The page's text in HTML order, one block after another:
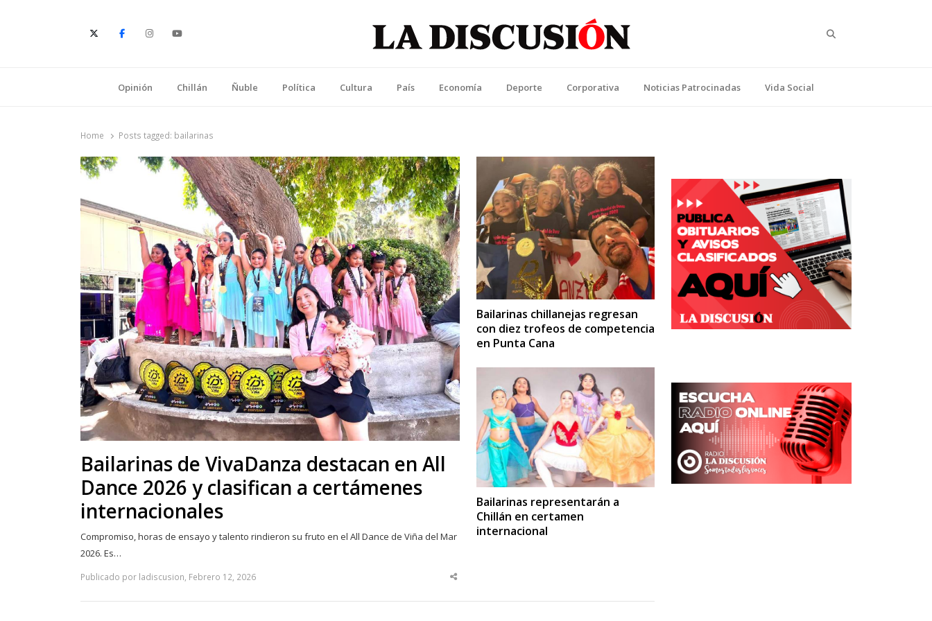
Opinión Chillán Ñuble Política Cultura País Economía Deporte Corporativa Noticias Patrocinadas Vida Social
Home Posts tagged: bailarinas
Bailarinas de VivaDanza destacan en All
Dance 2026 y clasifican a certámenes
internacionales
Compromiso, horas de ensayo y talento rindieron su fruto en el All Dance de Viña del Mar
2026. Es…
Publicado por ladiscusion, Febrero 12, 2026
Share
Bailarinas chillanejas regresan
con diez trofeos de competencia
en Punta Cana
Bailarinas representarán a
Chillán en certamen
internacional